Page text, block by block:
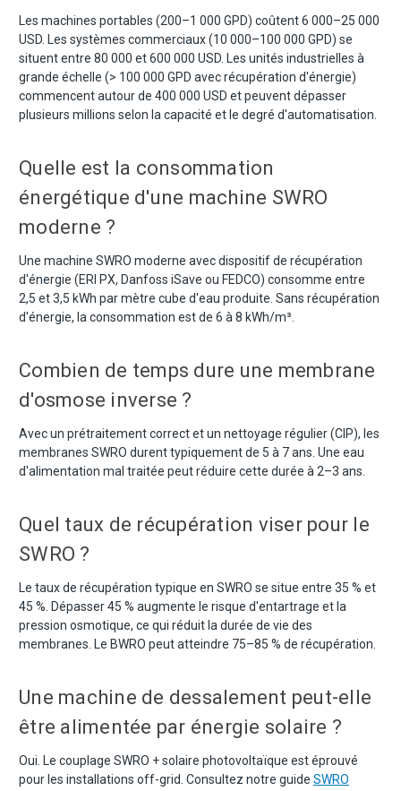
Les machines portables (200–1 000 GPD) coûtent 6 000–25 000
USD. Les systèmes commerciaux (10 000–100 000 GPD) se
situent entre 80 000 et 600 000 USD. Les unités industrielles à
grande échelle (> 100 000 GPD avec récupération d'énergie)
commencent autour de 400 000 USD et peuvent dépasser
plusieurs millions selon la capacité et le degré d'automatisation.
Quelle est la consommation
énergétique d'une machine SWRO
moderne ?
Une machine SWRO moderne avec dispositif de récupération
d'énergie (ERI PX, Danfoss iSave ou FEDCO) consomme entre
2,5 et 3,5 kWh par mètre cube d'eau produite. Sans récupération
d'énergie, la consommation est de 6 à 8 kWh/m³.
Combien de temps dure une membrane
d'osmose inverse ?
Avec un prétraitement correct et un nettoyage régulier (CIP), les
membranes SWRO durent typiquement de 5 à 7 ans. Une eau
d'alimentation mal traitée peut réduire cette durée à 2–3 ans.
Quel taux de récupération viser pour le
SWRO ?
Le taux de récupération typique en SWRO se situe entre 35 % et
45 %. Dépasser 45 % augmente le risque d'entartrage et la
pression osmotique, ce qui réduit la durée de vie des
membranes. Le BWRO peut atteindre 75–85 % de récupération.
Une machine de dessalement peut-elle
être alimentée par énergie solaire ?
Oui. Le couplage SWRO + solaire photovoltaïque est éprouvé
pour les installations off-grid. Consultez notre guide SWRO